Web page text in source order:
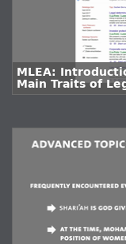
MLEA:
Main Traits of
Stefan Voigt)